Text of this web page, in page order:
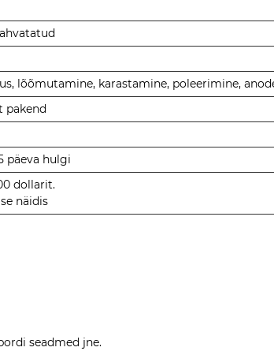
lõõmutamine, karastamine, poleerimine,
pakend
päeva hulgi
dollarit.
näidis
seadmed jne.